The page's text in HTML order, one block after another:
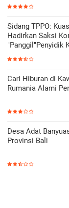
Sidang TPPO:
Hadirkan Saksi
"Panggil"Penyidik
Cari Hiburan di
Rumania Alami
Desa Adat
Provinsi Bali